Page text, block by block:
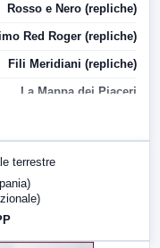
Rosso e Nero (repliche)
Red Roger (repliche)
Fili Meridiani (repliche)
La Mappa dei Piaceri
LabNews (replica)
terrestre